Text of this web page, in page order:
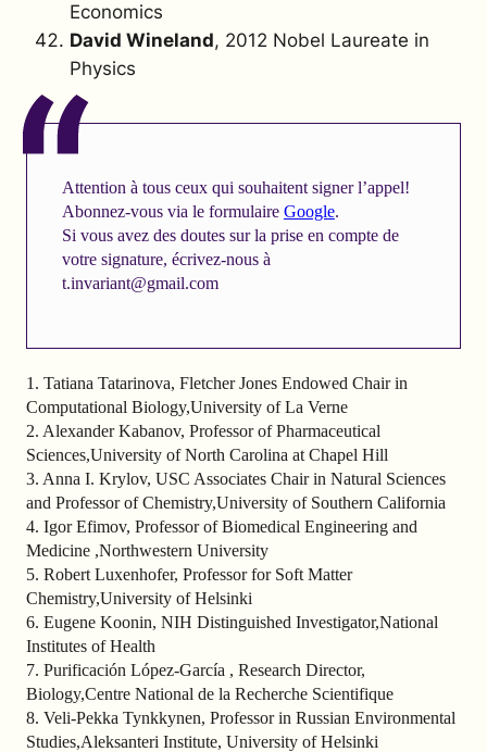
Economics
David Wineland, 2012 Nobel Laureate in
Physics
Attention à tous ceux qui souhaitent signer l’appel!
Abonnez-vous via le formulaire Google.
Si vous avez des doutes sur la prise en compte de
votre signature, écrivez-nous à
t.invariant@gmail.com
1. Tatiana Tatarinova, Fletcher Jones Endowed Chair in
Computational Biology,University of La Verne
2. Alexander Kabanov, Professor of Pharmaceutical
Sciences,University of North Carolina at Chapel Hill
3. Anna I. Krylov, USC Associates Chair in Natural Sciences
and Professor of Chemistry,University of Southern California
4. Igor Efimov, Professor of Biomedical Engineering and
Medicine ,Northwestern University
5. Robert Luxenhofer, Professor for Soft Matter
Chemistry,University of Helsinki
6. Eugene Koonin, NIH Distinguished Investigator,National
Institutes of Health
7. Purificación López-García , Research Director,
Biology,Centre National de la Recherche Scientifique
8. Veli-Pekka Tynkkynen, Professor in Russian Environmental
Studies,Aleksanteri Institute, University of Helsinki